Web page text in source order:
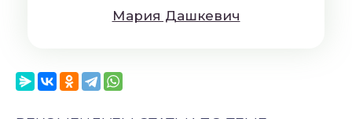
Мaрия Дaшкeвич